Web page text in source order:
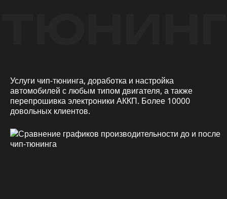
Услуги чип-тюнинга, доработка и настройка
автомобилей с любым типом двигателя, а также
перепрошивка электроники АККП. Более 10000
довольных клиентов.